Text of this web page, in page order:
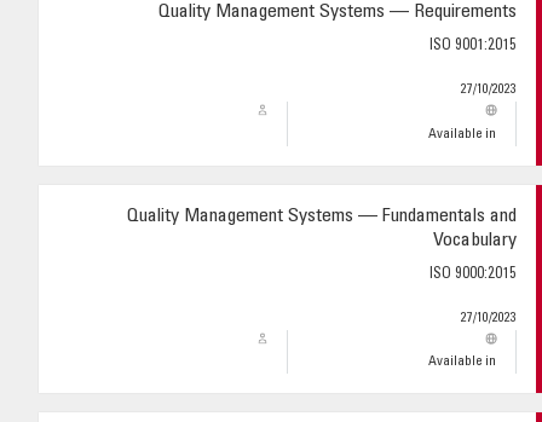
Quality Management Systems — Requirements
ISO 9001:2015
27/10/2023
Available in
Quality Management Systems — Fundamentals and
Vocabulary
ISO 9000:2015
27/10/2023
Available in